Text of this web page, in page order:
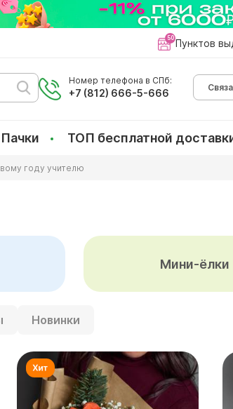
Пунктов
Номер телефона в СПб:
+7 (812) 666-5-666
Пачки ТОП бесплатной
году учителю
Мини-ёлки
Новинки